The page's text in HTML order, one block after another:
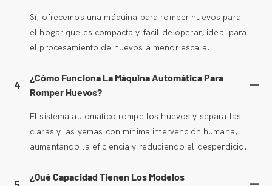
Sí, ofrecemos una máquina para romper huevos para
el hogar que es compacta y fácil de operar, ideal para
el procesamiento de huevos a menor escala.
4
¿Cómo Funciona La Máquina Automática Para
Romper Huevos?
El sistema automático rompe los huevos y separa las
claras y las yemas con mínima intervención humana,
aumentando la eficiencia y reduciendo el desperdicio.
¿Qué Capacidad Tienen Los Modelos